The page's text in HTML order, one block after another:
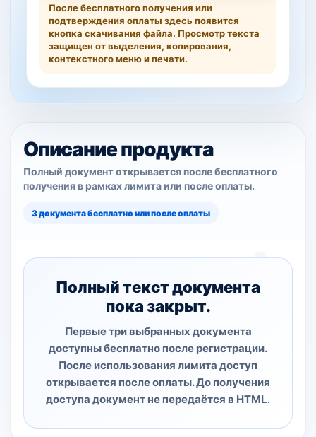
После бесплатного получения или
подтверждения оплаты здесь появится
кнопка скачивания файла. Просмотр текста
защищен от выделения, копирования,
контекстного меню и печати.
Описание продукта
Полный документ открывается после бесплатного
получения в рамках лимита или после оплаты.
3 документа бесплатно или после оплаты
Полный текст документа
пока закрыт.
Первые три выбранных документа
доступны бесплатно после регистрации.
После использования лимита доступ
открывается после оплаты. До получения
доступа документ не передаётся в HTML.